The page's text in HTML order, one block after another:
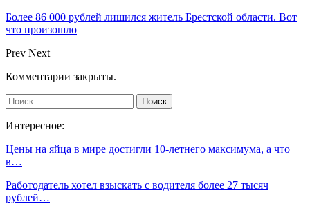
Более 86 000 рублей лишился житель Брестской области. Вот
что произошло
Prev Next
Комментарии закрыты.
Интересное:
Цены на яйца в мире достигли 10-летнего максимума, а что
в…
Работодатель хотел взыскать с водителя более 27 тысяч
рублей…